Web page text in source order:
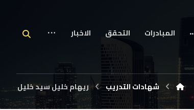
المبادرات التحقق الاخبار
شهادات التدريب ريهام خليل سيد خليل